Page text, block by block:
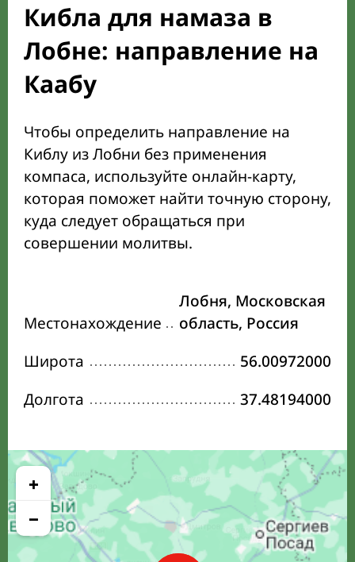
Кибла для намаза в
Лобне: направление на
Каабу
Чтобы определить направление на
Киблу из Лобни без применения
компаса, используйте онлайн-карту,
которая поможет найти точную сторону,
куда следует обращаться при
совершении молитвы.
Местонахождение
Лобня, Московская
область, Россия
Широта
56.00972000
Долгота
37.48194000
+
−